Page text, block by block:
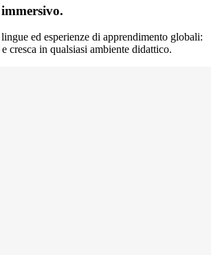
ed esperienze di apprendimento globali:
cresca in qualsiasi ambiente didattico.